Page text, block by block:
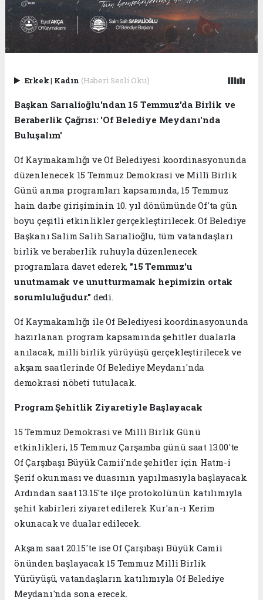
Erkek| Kadın (Haberi Sesli Oku)
Başkan Sarıalioğlu'ndan 15 Temmuz'da Birlik ve
Beraberlik Çağrısı: 'Of Belediye Meydanı'nda
Buluşalım'
Of Kaymakamlığı ve Of Belediyesi koordinasyonunda
düzenlenecek 15 Temmuz Demokrasi ve Millî Birlik
Günü anma programları kapsamında, 15 Temmuz
hain darbe girişiminin 10. yıl dönümünde Of'ta gün
boyu çeşitli etkinlikler gerçekleştirilecek. Of Belediye
Başkanı Salim Salih Sarıalioğlu, tüm vatandaşları
birlik ve beraberlik ruhuyla düzenlenecek
programlara davet ederek, "15 Temmuz'u
unutmamak ve unutturmamak hepimizin ortak
sorumluluğudur." dedi.
Of Kaymakamlığı ile Of Belediyesi koordinasyonunda
hazırlanan program kapsamında şehitler dualarla
anılacak, milli birlik yürüyüşü gerçekleştirilecek ve
akşam saatlerinde Of Belediye Meydanı'nda
demokrasi nöbeti tutulacak.
Program Şehitlik Ziyaretiyle Başlayacak
15 Temmuz Demokrasi ve Millî Birlik Günü
etkinlikleri, 15 Temmuz Çarşamba günü saat 13.00'te
Of Çarşıbaşı Büyük Camii'nde şehitler için Hatm-i
Şerif okunması ve duasının yapılmasıyla başlayacak.
Ardından saat 13.15'te ilçe protokolünün katılımıyla
şehit kabirleri ziyaret edilerek Kur'an-ı Kerim
okunacak ve dualar edilecek.
Akşam saat 20.15'te ise Of Çarşıbaşı Büyük Camii
önünden başlayacak 15 Temmuz Millî Birlik
Yürüyüşü, vatandaşların katılımıyla Of Belediye
Meydanı'nda sona erecek.